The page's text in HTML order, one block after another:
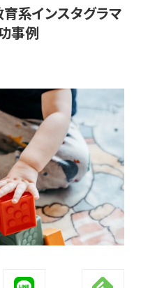
系インスタグラマ
事例